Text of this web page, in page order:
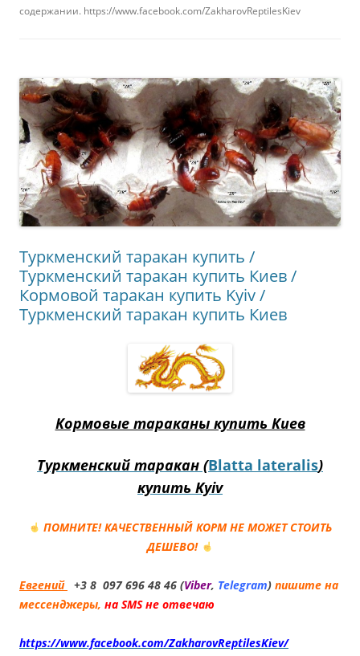
содержании. https://www.facebook.com/ZakharovReptilesKiev
Туркменский таракан купить /
Туркменский таракан купить Киев /
Кормовой таракан купить Kyiv /
Туркменский таракан купить Киев
Кормовые тараканы купить Киев
Туркменский таракан (Blatta lateralis)
купить Kyiv
ПОМНИТЕ! КАЧЕСТВЕННЫЙ КОРМ НЕ МОЖЕТ СТОИТЬ
ДЕШЕВО!
Евгений +3 8 097 696 48 46 (Viber, Telegram) пишите на
мессенджеры, на SMS не отвечаю
https://www.facebook.com/ZakharovReptilesKiev/